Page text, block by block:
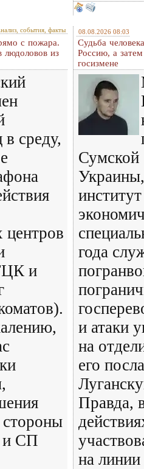
события, факты
с пожара.
из
среду,
центров
и
стороны
и СП
08.08.2026 08:03
Судьба
Россию, а
госизмене
Сумской
года
и атаки
на
его
Правда,
на